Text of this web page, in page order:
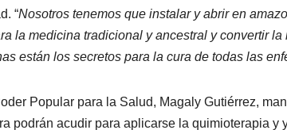
“Nosotros tenemos que instalar y abrir en
la medicina tradicional y ancestral y convertir
están los secretos para la cura de todas las
Popular para la Salud, Magaly Gutiérrez,
podrán acudir para aplicarse la quimioterapia y